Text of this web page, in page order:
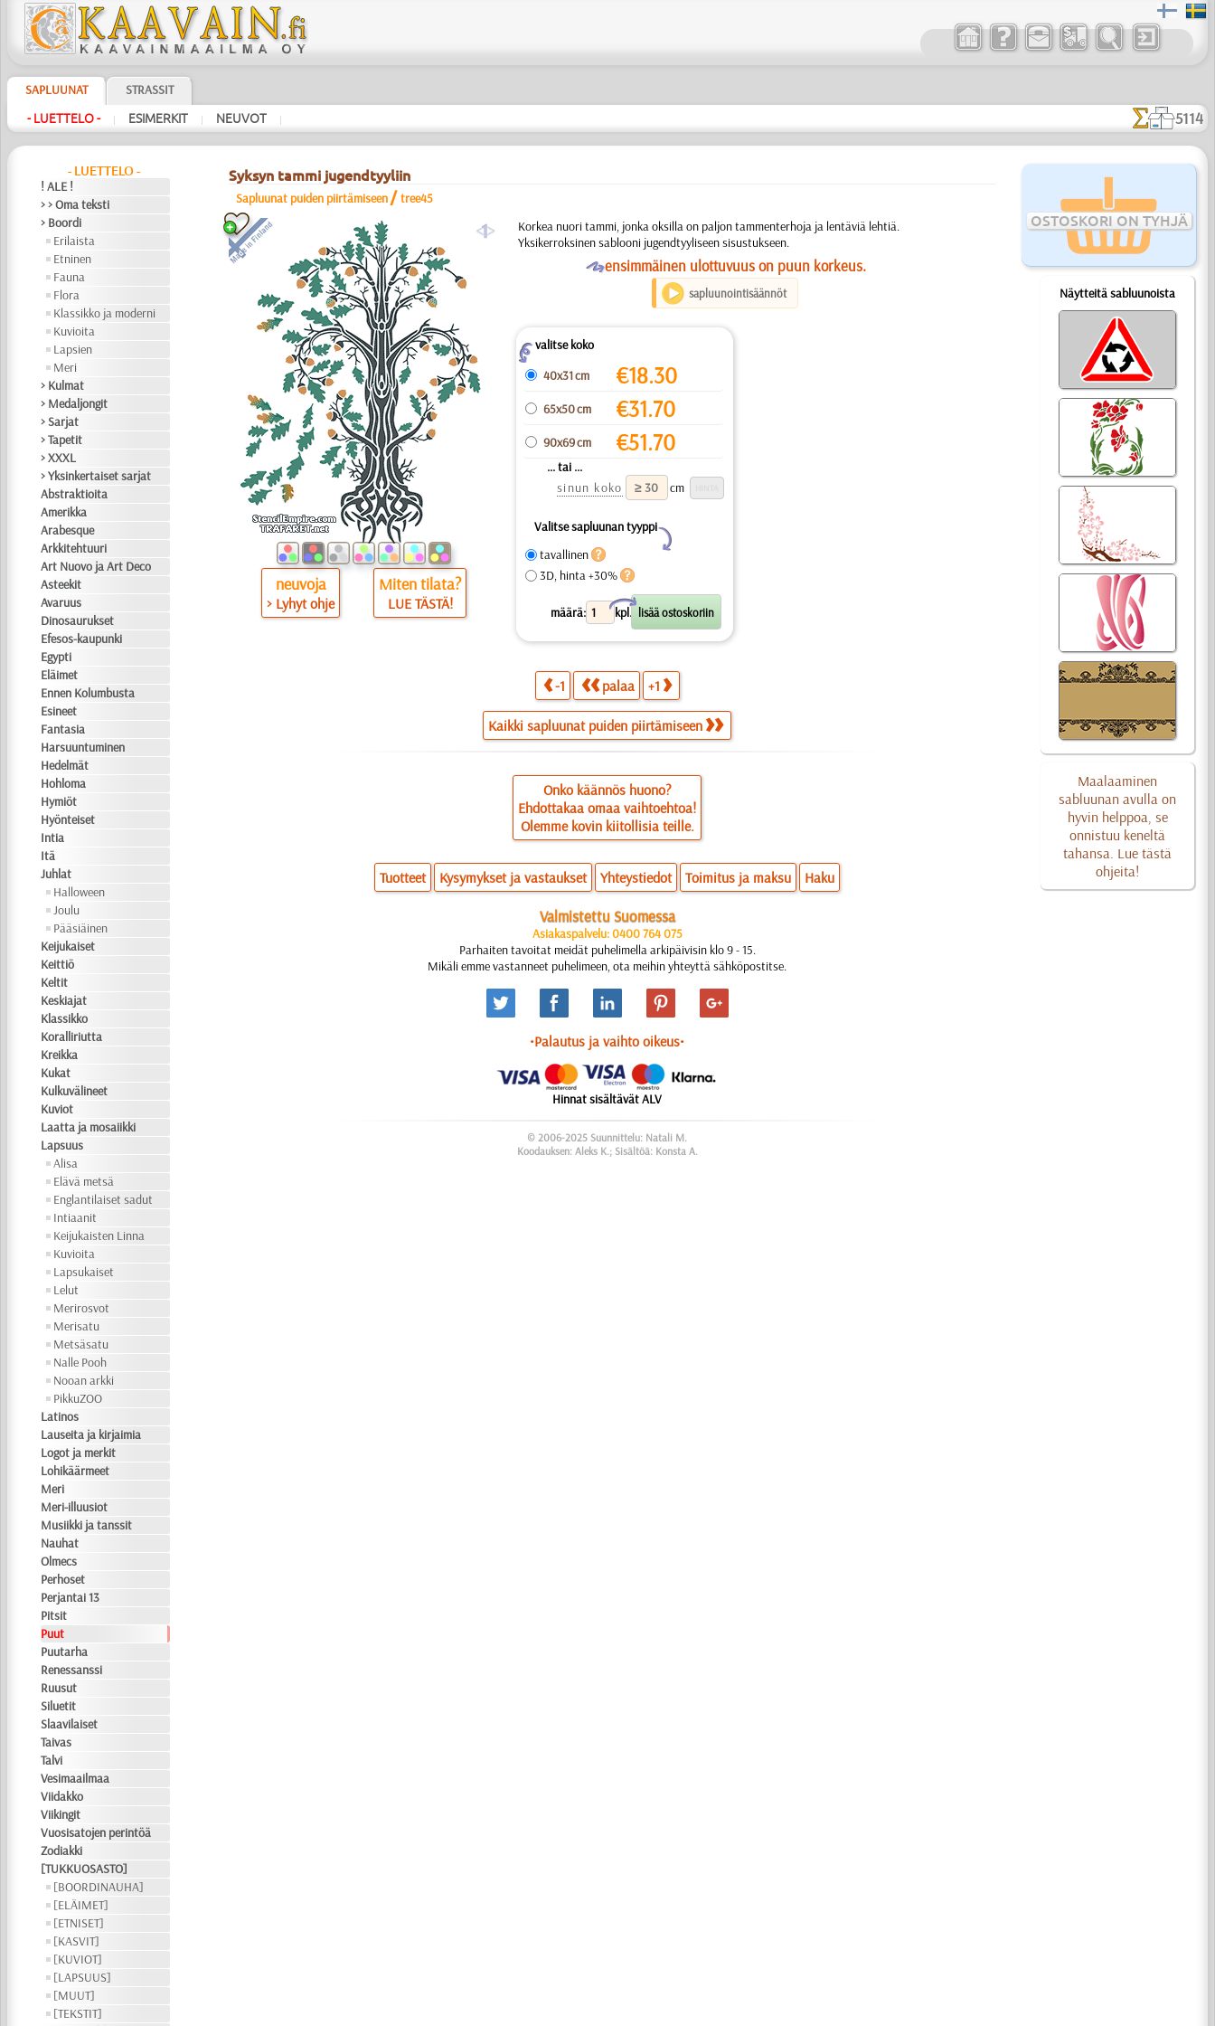
SAPLUUNAT STRASSIT
- LUETTELO - | ESIMERKIT | NEUVOT | 5114
- LUETTELO -
! ALE !
> > Oma teksti
> Boordi
Erilaista
Etninen
Fauna
Flora
Klassikko ja moderni
Kuvioita
Lapsien
Meri
> Kulmat
> Medaljongit
> Sarjat
> Tapetit
> XXXL
> Yksinkertaiset sarjat
Abstraktioita
Amerikka
Arabesque
Arkkitehtuuri
Art Nuovo ja Art Deco
Asteekit
Avaruus
Dinosaurukset
Efesos-kaupunki
Egypti
Eläimet
Ennen Kolumbusta
Esineet
Fantasia
Harsuuntuminen
Hedelmät
Hohloma
Hymiöt
Hyönteiset
Intia
Itä
Juhlat
Halloween
Joulu
Pääsiäinen
Keijukaiset
Keittiö
Keltit
Keskiajat
Klassikko
Koralliriutta
Kreikka
Kukat
Kulkuvälineet
Kuviot
Laatta ja mosaiikki
Lapsuus
Alisa
Elävä metsä
Englantilaiset sadut
Intiaanit
Keijukaisten Linna
Kuvioita
Lapsukaiset
Lelut
Merirosvot
Merisatu
Metsäsatu
Nalle Pooh
Nooan arkki
PikkuZOO
Latinos
Lauseita ja kirjaimia
Logot ja merkit
Lohikäärmeet
Meri
Meri-illuusiot
Musiikki ja tanssit
Nauhat
Olmecs
Perhoset
Perjantai 13
Pitsit
Puut
Puutarha
Renessanssi
Ruusut
Siluetit
Slaavilaiset
Taivas
Talvi
Vesimaailmaa
Viidakko
Viikingit
Vuosisatojen perintöä
Zodiakki
[TUKKUOSASTO]
[BOORDINAUHA]
[ELÄIMET]
[ETNISET]
[KASVIT]
[KUVIOT]
[LAPSUUS]
[MUUT]
[TEKSTIT]
OSTOSKORI ON TYHJÄ
Näytteitä sabluunoista
Maalaaminen
sabluunan avulla on
hyvin helppoa, se
onnistuu keneltä
tahansa. Lue tästä
ohjeita!
Syksyn tammi jugendtyyliin
Sapluunat puiden piirtämiseen /tree45
a
neuvoja
> Lyhyt ohje
Miten tilata?
LUE TÄSTÄ!
Korkea nuori tammi, jonka oksilla on paljon tammenterhoja ja lentäviä lehtiä.
Yksikerroksinen sablooni jugendtyyliseen sisustukseen.
Oensimmäinen ulottuvuus on puun korkeus.
sapluunointisäännöt
Zvalitse koko
40x31 cm
€18.30
65x50 cm €31.70
90x69 cm €51.70
... tai ...
sinun koko
cm
Valitse sapluunan tyyppi
Y
tavallinen
3D, hinta +30%
määrä: kpl.
X
-1 palaa +1
Kaikki sapluunat puiden piirtämiseen
Onko käännös huono?
Ehdottakaa omaa vaihtoehtoa!
Olemme kovin kiitollisia teille.
Tuotteet Kysymykset ja vastaukset Yhteystiedot Toimitus ja maksu Haku
Valmistettu Suomessa
Asiakaspalvelu: 0400 764 075
Parhaiten tavoitat meidät puhelimella arkipäivisin klo 9 - 15.
Mikäli emme vastanneet puhelimeen, ota meihin yhteyttä sähköpostitse.
•Palautus ja vaihto oikeus•
Hinnat sisältävät ALV
© 2006-2025 Suunnittelu: Natali M.
Koodauksen: Aleks K.; Sisältöä: Konsta A.